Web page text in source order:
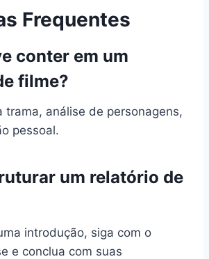
Frequentes
conter em um
filme?
trama, análise de personagens,
pessoal.
um relatório de
introdução, siga com o
e conclua com suas